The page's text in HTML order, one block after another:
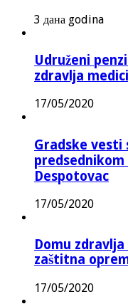
3 дана godina
Udruženi
zdravlja
17/05/2020
Gradske vesti
predsednikom
Despotovac
17/05/2020
Domu
zaštitna
17/05/2020